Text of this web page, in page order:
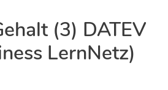
(3) DATEV
LernNetz)